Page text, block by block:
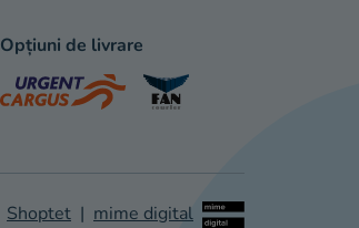
Opțiuni de livrare
Shoptet | mime digital